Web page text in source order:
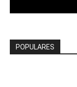
POPULARES